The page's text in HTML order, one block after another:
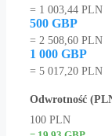
= 1 003,44 PLN
500 GBP
= 2 508,60 PLN
1 000 GBP
= 5 017,20 PLN
Odwrotność
100 PLN